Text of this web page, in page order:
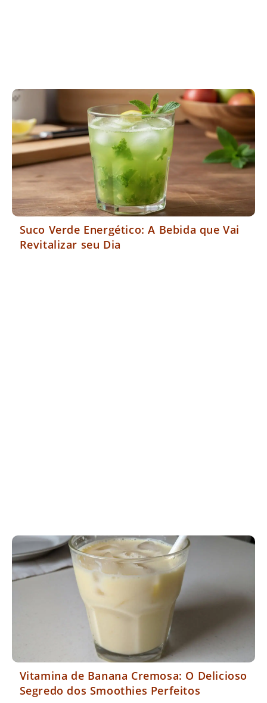
Suco Verde Energético: A Bebida que Vai
Revitalizar seu Dia
Vitamina de Banana Cremosa: O Delicioso
Segredo dos Smoothies Perfeitos